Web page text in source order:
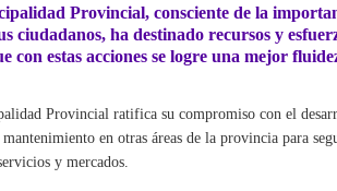
Provincial, consciente de la
ciudadanos, ha destinado recursos y
con estas acciones se logre una mejor
Provincial ratifica su compromiso con el
mantenimiento en otras áreas de la provincia para
y mercados.